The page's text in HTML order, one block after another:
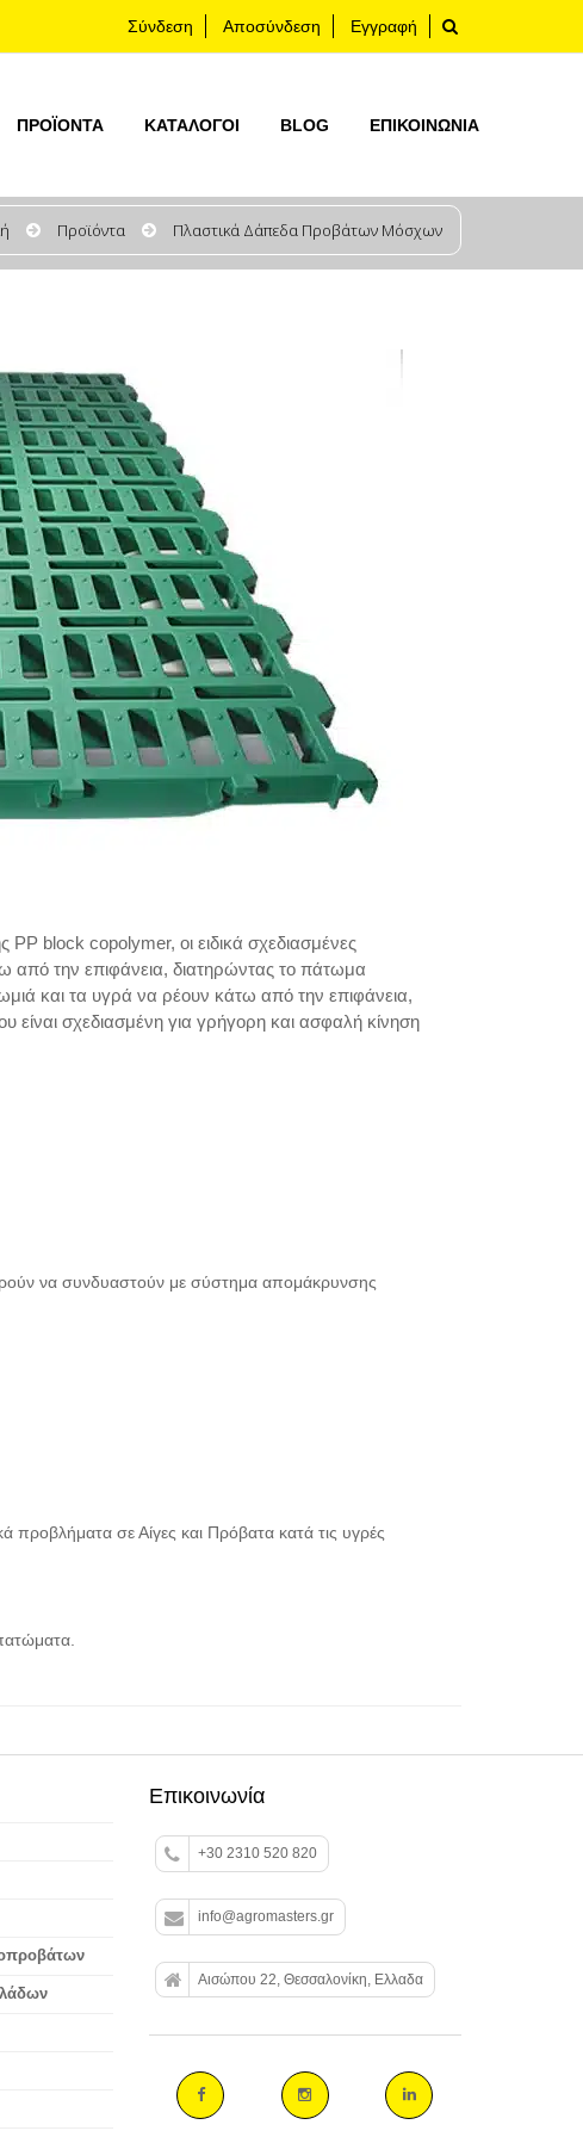
Σύνδεση Αποσύνδεση Εγγραφή
ΠΡΟΪΟΝΤΑ ΚΑΤΆΛΟΓΟΙ BLOG ΕΠΙΚΟΙΝΩΝΊΑ
Προϊόντα Πλαστικά Δάπεδα Προβάτων Μόσχων
block copolymer, οι ειδικά σχεδιασμένες
από την επιφάνεια, διατηρώντας το πάτωμα
και τα υγρά να ρέουν κάτω από την επιφάνεια,
σχεδιασμένη για γρήγορη και ασφαλή κίνηση
να συνδυαστούν με σύστημα απομάκρυνσης
προβλήματα σε Αίγες και Πρόβατα κατά τις υγρές
Επικοινωνία
+30 2310 520 820
info@agromasters.gr
Αισώπου 22, Θεσσαλονίκη, Ελλαδα